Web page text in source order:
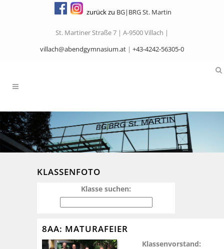
zurück zu BG|BRG St. Martin
St. Martiner Straße 7 | A-9500 Villach |
villach@abendgymnasium.at | +43-4242-56305-0
KLASSENFOTO
Klasse suchen:
8AA: MATURAFEIER
Klassenvorstand: